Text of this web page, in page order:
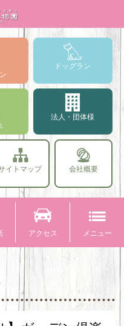
ドッグラン
法人・団体様
イトマップ 会社概要
アクセス メニュー